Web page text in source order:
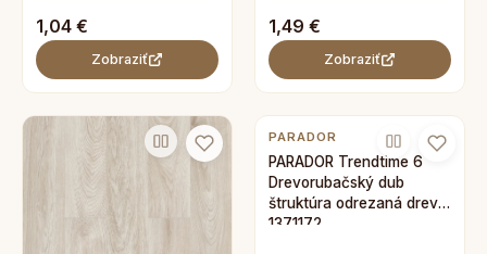
1,04 €
Zobraziť
1,49 €
Zobraziť
PARADOR
PARADOR Trendtime 6
Drevorubačský dub
štruktúra odrezaná dreva
1371172